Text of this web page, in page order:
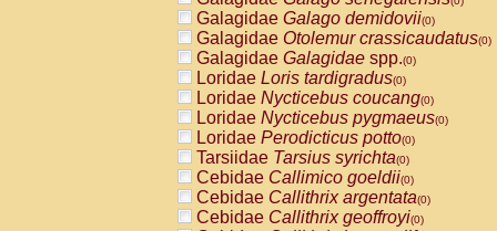
AtelidaeAteles geoffroyi(0)
AtelidaeAteles paniscus(0)
AtelidaeAtelesspp.(0)
Atelidae Lagothrix lagothricha
AtelidaeLagothrix lagothricha cana
PitheciidaeCacajao calvus
PitheciidaeCallicebus cupreus
PitheciidaeCallicebus donacophilus
PitheciidaeCallicebus moloch
PitheciidaeCallicebus torquatus
PitheciidaeCallicebusspp.(0)
Galagidae Galago demidovii(0)
Galagidae Otolemur crassicaudatus(0)
Galagidae Galagidae spp.(0)
Loridae Loris tardigradus(0)
Loridae Nycticebus coucang(0)
Loridae Nycticebus pygmaeus(0)
Loridae Perodicticus potto(0)
Tarsiidae Tarsius syrichta(0)
Cebidae Callimico goeldii(0)
Cebidae Callithrix argentata(0)
Cebidae Callithrix geoffroyi(0)